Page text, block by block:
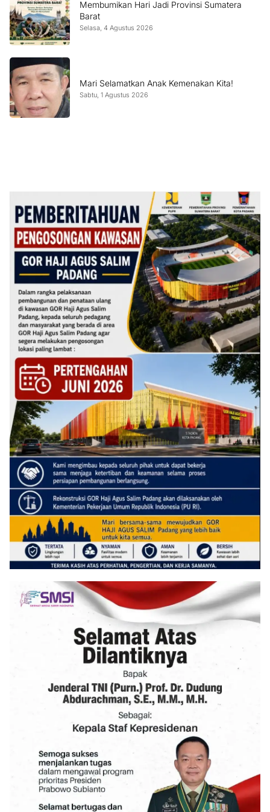
Membumikan Hari Jadi Provinsi Sumatera
Barat
Selasa, 4 Agustus 2026
Mari Selamatkan Anak Kemenakan Kita!
Sabtu, 1 Agustus 2026